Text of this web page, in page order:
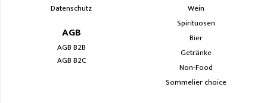
Datenschutz
AGB
AGB B2B
AGB B2C
Wein
Spirituosen
Bier
Getränke
Non-Food
Sommelier choice